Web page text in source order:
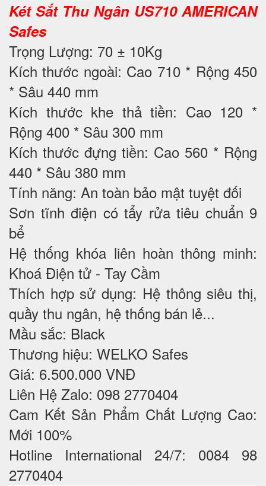
Két Sắt Thu Ngân US710 AMERICAN
Safes
Trọng Lượng: 70 ± 10Kg
Kích thước ngoài: Cao 710 * Rộng 450
* Sâu 440 mm
Kích thước khe thả tiền: Cao 120 *
Rộng 400 * Sâu 300 mm
Kích thước đựng tiền: Cao 560 * Rộng
440 * Sâu 380 mm
Tính năng: An toàn bảo mật tuyệt đối
Sơn tĩnh điện có tẩy rửa tiêu chuẩn 9
bể
Hệ thống khóa liên hoàn thông minh:
Khoá Điện tử - Tay Cầm
Thích hợp sử dụng: Hệ thông siêu thị,
quầy thu ngân, hệ thống bán lẻ...
Mầu sắc: Black
Thương hiệu: WELKO Safes
Giá: 6.500.000 VNĐ
Liên Hệ Zalo: 098 2770404
Cam Kết Sản Phẩm Chất Lượng Cao:
Mới 100%
Hotline International 24/7: 0084 98
2770404